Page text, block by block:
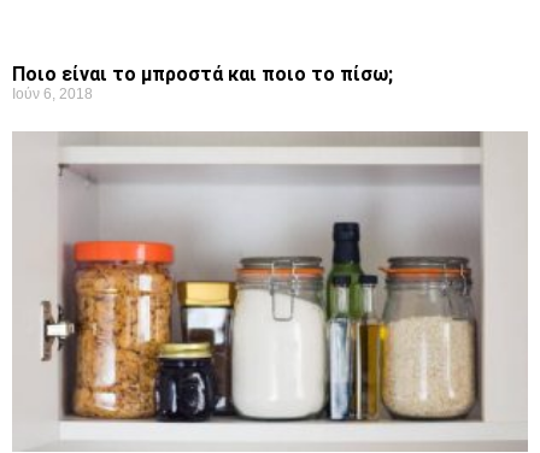
Ποιο είναι το μπροστά και ποιο το πίσω;
Ιούν 6, 2018